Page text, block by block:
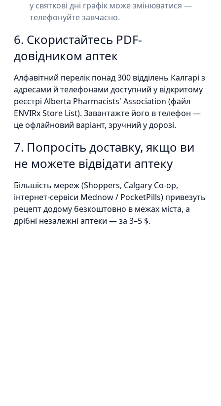
у святкові дні графік може змінюватися —
телефонуйте завчасно.
6. Скористайтесь PDF-
довідником аптек
Алфавітний перелік понад 300 відділень Калгарі з
адресами й телефонами доступний у відкритому
реєстрі Alberta Pharmacists' Association (файл
ENVIRx Store List). Завантажте його в телефон —
це офлайновий варіант, зручний у дорозі.
7. Попросіть доставку, якщо ви
не можете відвідати аптеку
Більшість мереж (Shoppers, Calgary Co-op,
інтернет-сервіси Mednow / PocketPills) привезуть
рецепт додому безкоштовно в межах міста, а
дрібні незалежні аптеки — за 3–5 $.